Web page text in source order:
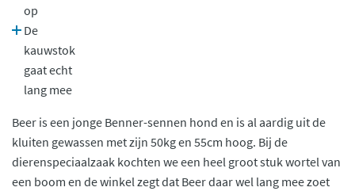
op
De
kauwstok
gaat echt
lang mee
Beer is een jonge Benner-sennen hond en is al aardig uit de
kluiten gewassen met zijn 50kg en 55cm hoog. Bij de
dierenspeciaalzaak kochten we een heel groot stuk wortel van
een boom en de winkel zegt dat Beer daar wel lang mee zoet